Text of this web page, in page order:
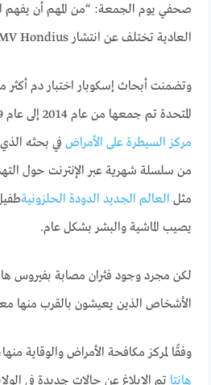
صحفي يوم الجمعة: “من المهم أن يفهم
العادية تختلف عن انتشار MV Hondius”.
المتحدة تم جمعها من عام 2014 إلى عام 2019.
مركز السيطرة على الأمراض في بحثه
من سلسلة شهرية عبر الإنترنت حول
مثل العالم الجديد الدودة الحلزونية
يصيب الماشية والبشر بشكل عام.
لكن مجرد وجود فئران مصابة بفيروس
الأشخاص الذين يعيشون بالقرب منها
وفقًا لمركز ﻣﻜﺎﻓﺤﺔ اﻷﻣﺮاض واﻟﻮﻗﺎﻳﺔ
هانتاتم الإبلاغ عن حالات جديدة في